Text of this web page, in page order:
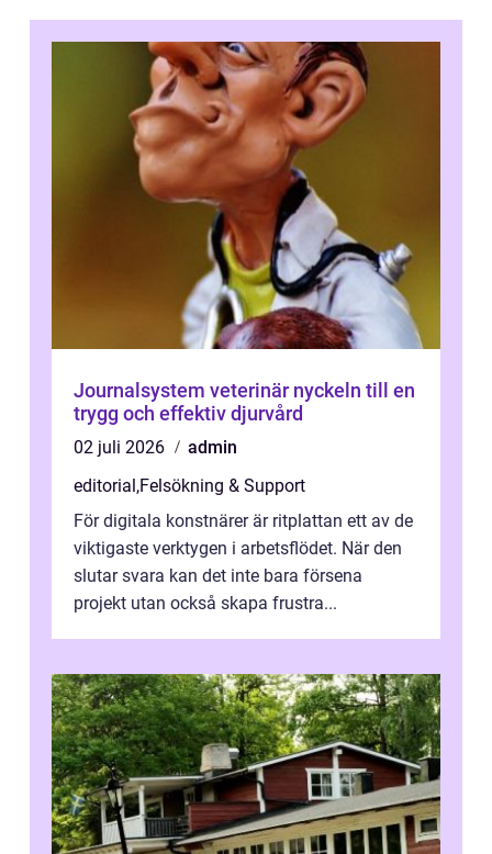
Journalsystem veterinär nyckeln till en
trygg och effektiv djurvård
02 juli 2026
admin
editorial ,Felsökning & Support
För digitala konstnärer är ritplattan ett av de
viktigaste verktygen i arbetsflödet. När den
slutar svara kan det inte bara försena
projekt utan också skapa frustra...